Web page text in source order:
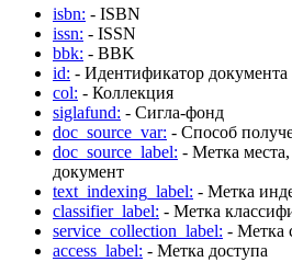
isbn: - ISBN
issn: - ISSN
bbk: - BBK
id: - Идентификатор документа
col: - Коллекция
siglafund: - Сигла-фонд
doc_source_var: - Способ
doc_source_label: - Метка
документ
text_indexing_label: - Метка
classifier_label: - Метка
service_collection_label: - Метка
access_label: - Метка доступа